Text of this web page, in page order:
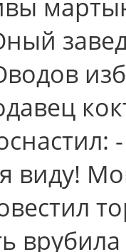
виду!